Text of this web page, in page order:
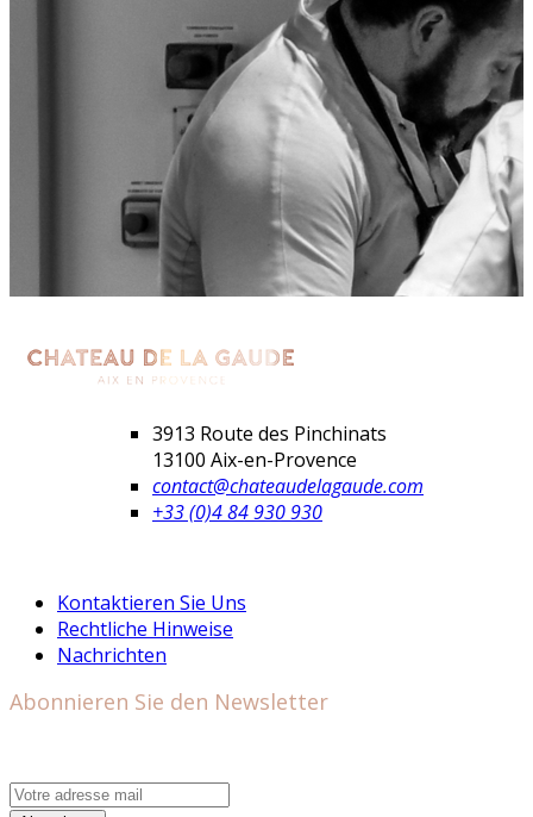
3913 Route des Pinchinats
13100 Aix-en-Provence
contact@chateaudelagaude.com
+33 (0)4 84 930 930
Kontaktieren Sie Uns
Rechtliche Hinweise
Nachrichten
Abonnieren Sie den Newsletter